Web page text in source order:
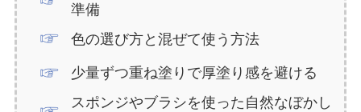
準備
色の選び方と混ぜて使う方法
少量ずつ重ね塗りで厚塗り感を避ける
スポンジやブラシを使った自然なぼかし